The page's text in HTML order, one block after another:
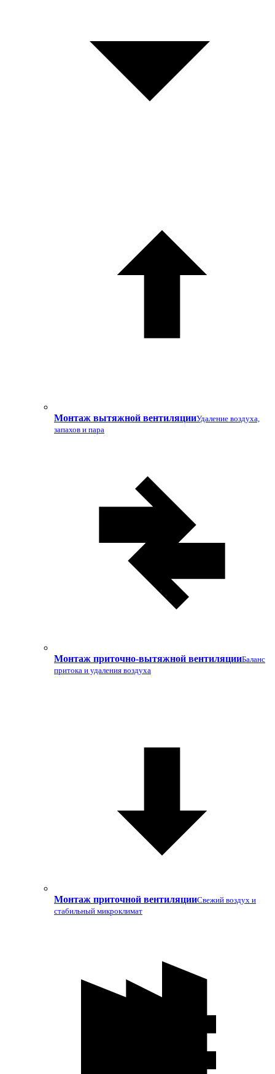
Монтаж вытяжной вентиляцииУдаление воздуха,
запахов и пара
Монтаж приточно-вытяжной вентиляцииБаланс
притока и удаления воздуха
Монтаж приточной вентиляцииСвежий воздух и
стабильный микроклимат